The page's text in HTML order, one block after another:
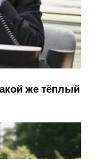
же тёплый